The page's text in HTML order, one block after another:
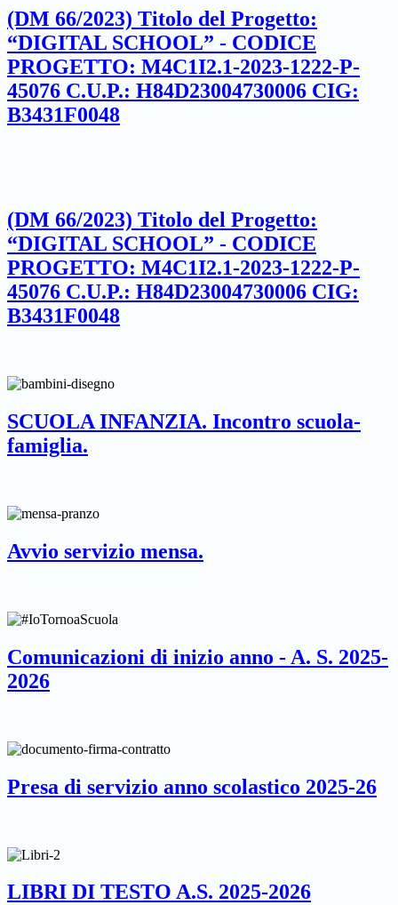
(DM 66/2023) Titolo del Progetto:
“DIGITAL SCHOOL” - CODICE
PROGETTO: M4C1I2.1-2023-1222-P-
45076 C.U.P.: H84D23004730006 CIG:
B3431F0048
(DM 66/2023) Titolo del Progetto:
“DIGITAL SCHOOL” - CODICE
PROGETTO: M4C1I2.1-2023-1222-P-
45076 C.U.P.: H84D23004730006 CIG:
B3431F0048
SCUOLA INFANZIA. Incontro scuola-
famiglia.
Avvio servizio mensa.
Comunicazioni di inizio anno - A. S. 2025-
2026
Presa di servizio anno scolastico 2025-26
LIBRI DI TESTO A.S. 2025-2026